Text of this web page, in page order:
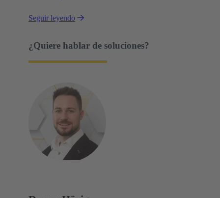
Seguir leyendo
¿Quiere hablar de soluciones?